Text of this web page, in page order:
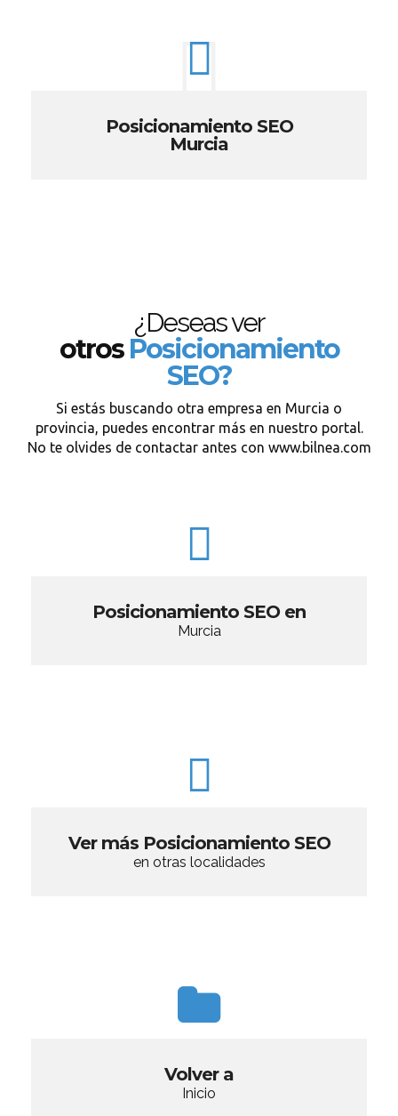
Posicionamiento SEO
Murcia
¿Deseas ver
otrosPosicionamiento
SEO?
Si estás buscando otra empresa en Murcia o
provincia, puedes encontrar más en nuestro portal.
No te olvides de contactar antes con www.bilnea.com
Posicionamiento SEO en
Murcia
Ver más Posicionamiento SEO
en otras localidades
Volver a
Inicio